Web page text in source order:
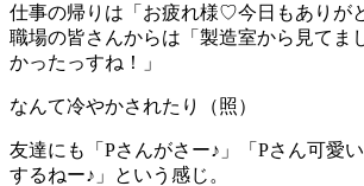
仕事の帰りは「お疲れ様♡今日もありが
職場の皆さんからは「製造室から見てま
かったっすね！」
なんて冷やかされたり（照）
友達にも「Pさんがさー♪」「Pさん可愛
するねー♪」という感じ。